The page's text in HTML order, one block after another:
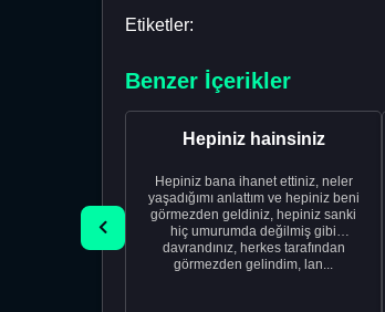
Etiketler:
Benzer İçerikler
Hepiniz hainsiniz
Hepiniz bana ihanet ettiniz, neler
yaşadığımı anlattım ve hepiniz beni
görmezden geldiniz, hepiniz sanki
hiç umurumda değilmiş gibi
davrandınız, herkes tarafından
görmezden gelindim, lan...